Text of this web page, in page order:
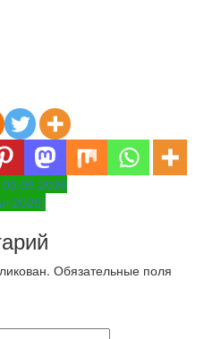
2026)
Обязательные поля